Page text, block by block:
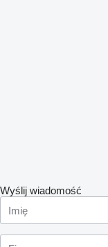
Wyślij wiadomość